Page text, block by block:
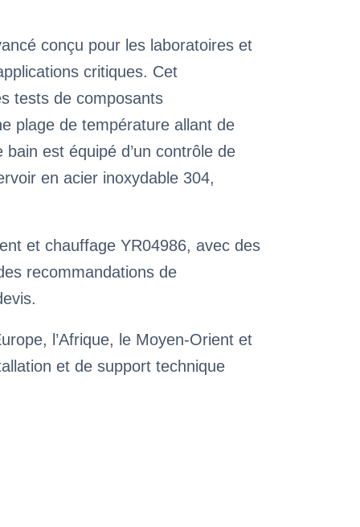
conçu pour les laboratoires et
critiques. Cet
tests de composants
plage de température allant de
est équipé d’un contrôle de
en acier inoxydable 304,
et chauffage YR04986, avec des
recommandations de
l’Afrique, le Moyen-Orient et
et de support technique